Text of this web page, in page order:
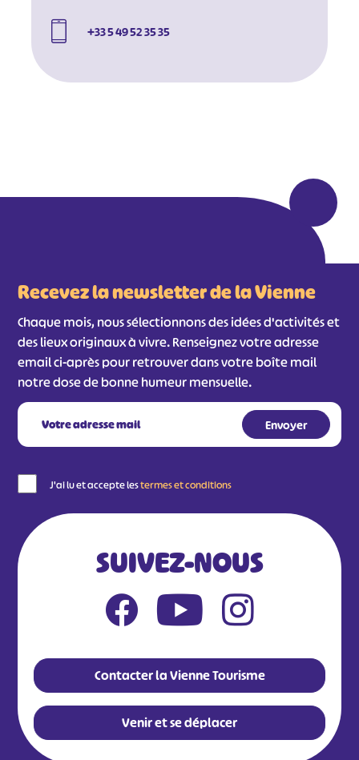
+33 5 49 52 35 35
Recevez la newsletter de la Vienne
Chaque mois, nous sélectionnons des idées d'activités et
des lieux originaux à vivre. Renseignez votre adresse
email ci-après pour retrouver dans votre boîte mail
notre dose de bonne humeur mensuelle.
J'ai lu et accepte lestermes et conditions
SUIVEZ-NOUS
Contacter la Vienne Tourisme
Venir et se déplacer